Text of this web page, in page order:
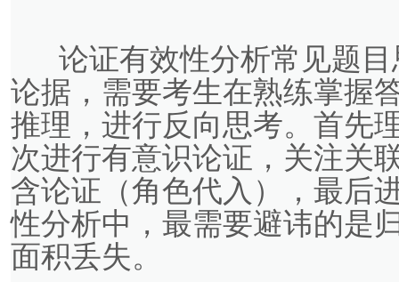
论证有效性分析常见题
论据，需要考生在熟练掌握
推理，进行反向思考。首先
次进行有意识论证，关注关
含论证（角色代入），最后
性分析中，最需要避讳的是
面积丢失。